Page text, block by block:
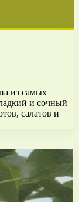
из самых
и сочный
салатов и